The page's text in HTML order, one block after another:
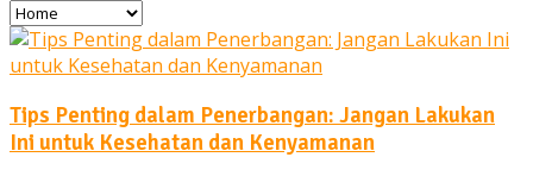
Tips Penting dalam Penerbangan: Jangan Lakukan
Ini untuk Kesehatan dan Kenyamanan